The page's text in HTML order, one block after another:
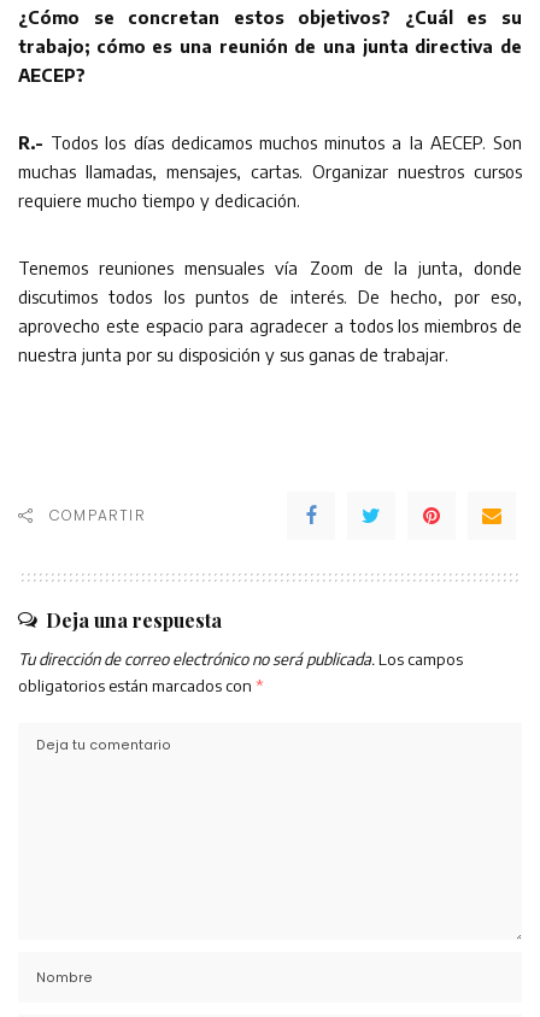
¿Cómo se concretan estos objetivos? ¿Cuál es su
trabajo; cómo es una reunión de una junta directiva de
AECEP?
R.- Todos los días dedicamos muchos minutos a la AECEP. Son
muchas llamadas, mensajes, cartas. Organizar nuestros cursos
requiere mucho tiempo y dedicación.
Tenemos reuniones mensuales vía Zoom de la junta, donde
discutimos todos los puntos de interés. De hecho, por eso,
aprovecho este espacio para agradecer a todos los miembros de
nuestra junta por su disposición y sus ganas de trabajar.
COMPARTIR
Deja una respuesta
Tu dirección de correo electrónico no será publicada. Los campos
obligatorios están marcados con *